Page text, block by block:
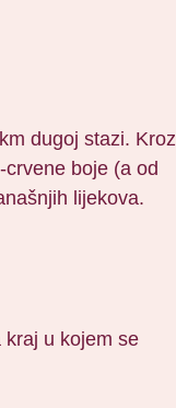
dugoj stazi. Kroz
boje (a od
lijekova.
kraj u kojem se